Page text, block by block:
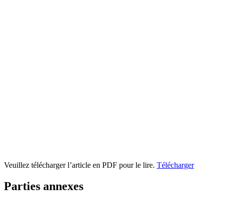
Veuillez télécharger l’article en PDF pour le lire. Télécharger
Parties annexes